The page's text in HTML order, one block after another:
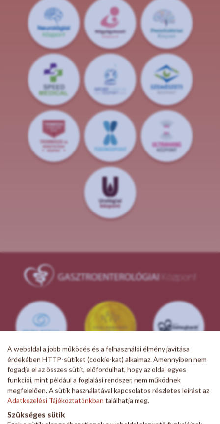
A weboldal a jobb működés és a felhasználói élmény javítása
érdekében HTTP-sütiket (cookie-kat) alkalmaz. Amennyiben nem
fogadja el az összes sütit, előfordulhat, hogy az oldal egyes
funkciói, mint például a foglalási rendszer, nem működnek
megfelelően. A sütik használatával kapcsolatos részletes leírást az
Adatkezelési Tájékoztatónkban találhatja meg.
Szükséges sütik
SPORT